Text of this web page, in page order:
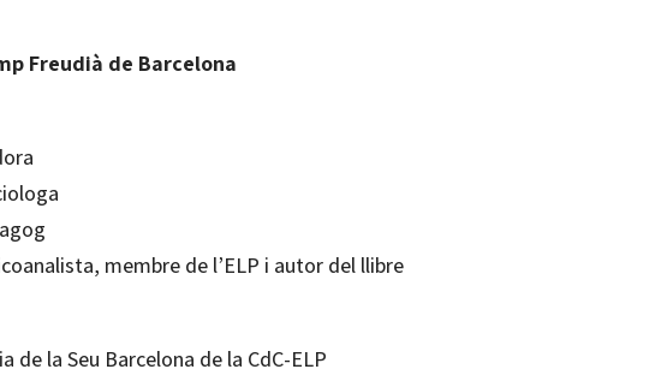
Freudià de Barcelona
membre de l’ELP i autor del llibre
de la Seu Barcelona de la CdC-ELP